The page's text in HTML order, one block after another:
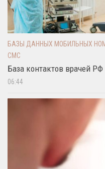
БАЗЫ ДАННЫХ МОБИЛЬНЫХ
СМС
База контактов врачей РФ
06:44